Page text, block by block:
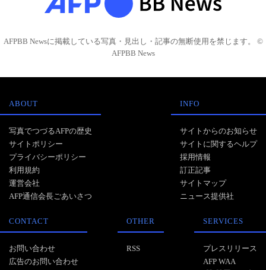
AFPBB Newsに掲載している写真・見出し・記事の無断使用を禁じます。 ©
AFPBB News
ABOUT
写真でつづるAFPの歴史
サイトポリシー
プライバシーポリシー
利用規約
運営会社
AFP通信会長ごあいさつ
INFO
サイトからのお知らせ
サイトに関するヘルプ
採用情報
訂正記事
サイトマップ
ニュース提供社
CONTACT
お問い合わせ
広告のお問い合わせ
OTHER
RSS
SERVICES
プレスリリース
AFP WAA